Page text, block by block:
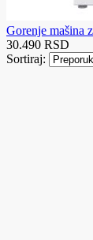
Gorenje mašina
30.490 RSD
Sortiraj: